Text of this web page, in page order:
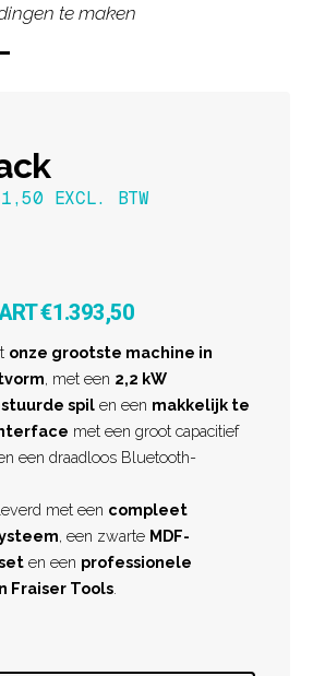
te maken
EXCL. BTW
€1.393,50
onze grootste machine in
, met een 2,2 kW
spil en een makkelijk te
met een groot capacitief
een draadloos Bluetooth-
met een compleet
, een zwarte MDF-
en een professionele
Fraiser Tools